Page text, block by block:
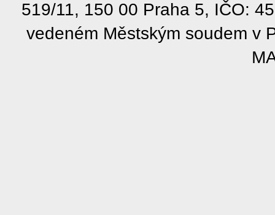
519/11, 150 00 Praha 5, IČO:
vedeném Městským soudem v